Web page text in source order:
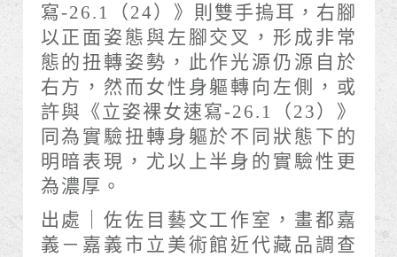
寫-26.1（24）》則雙手摀耳，右腳
以正面姿態與左腳交叉，形成非常
態的扭轉姿勢，此作光源仍源自於
右方，然而女性身軀轉向左側，或
許與《立姿裸女速寫-26.1（23）》
同為實驗扭轉身軀於不同狀態下的
明暗表現，尤以上半身的實驗性更
為濃厚。
出處｜佐佐目藝文工作室，畫都嘉
義－嘉義市立美術館近代藏品調查